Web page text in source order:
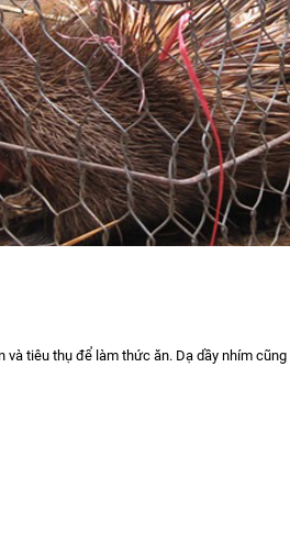
và tiêu thụ để làm thức ăn. Dạ dầy nhím